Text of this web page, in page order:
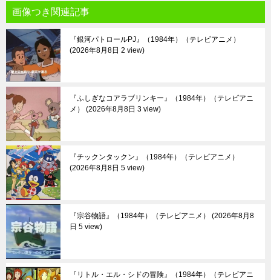
画像つき関連記事
『銀河パトロールPJ』（1984年）（テレビアニメ）
2026年8月8日 2 view
『ふしぎなコアラブリンキー』（1984年）（テレビアニ
メ）
2026年8月8日 3 view
『チックンタックン』（1984年）（テレビアニメ）
2026年8月8日 5 view
『宗谷物語』（1984年）（テレビアニメ）
2026年8月8
日 5 view
『リトル・エル・シドの冒険』（1984年）（テレビアニ